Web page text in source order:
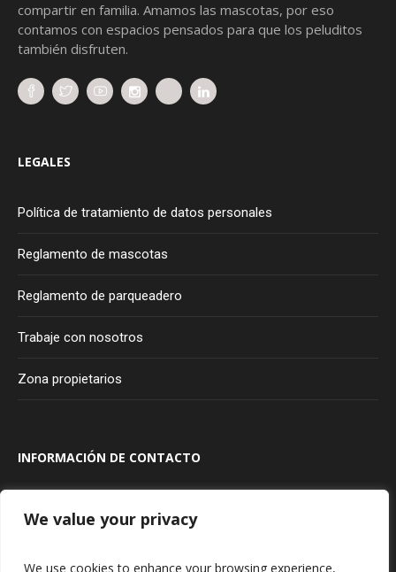
We value your privacy
We use cookies to enhance your browsing experience,
compartir en familia. Amamos las mascotas, por eso
contamos con espacios pensados para que los peluditos
también disfruten.
LEGALES
Política de tratamiento de datos personales
Reglamento de mascotas
Reglamento de parqueadero
Trabaje con nosotros
Zona propietarios
INFORMACIÓN DE CONTACTO
Transversal 100A #80A - 20